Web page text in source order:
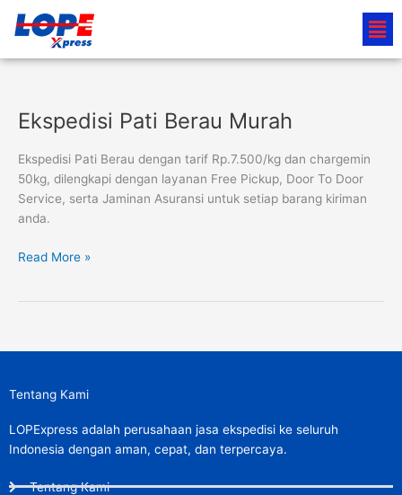
Ekspedisi Pati Berau Murah
Ekspedisi Pati Berau dengan tarif Rp.7.500/kg dan chargemin
50kg, dilengkapi dengan layanan Free Pickup, Door To Door
Service, serta Jaminan Asuransi untuk setiap barang kiriman
anda.
Ekspedisi
Berau
Murah
Read More »
Tentang Kami
LOPExpress adalah perusahaan jasa ekspedisi ke seluruh
Indonesia dengan aman, cepat, dan terpercaya.
Tentang Kami